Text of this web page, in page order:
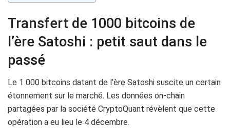
Transfert de 1000 bitcoins de
l’ère Satoshi : petit saut dans le
passé
Le 1 000 bitcoins datant de l’ère Satoshi suscite un certain
étonnement sur le marché. Les données on-chain
partagées par la société CryptoQuant révèlent que cette
opération a eu lieu le 4 décembre.